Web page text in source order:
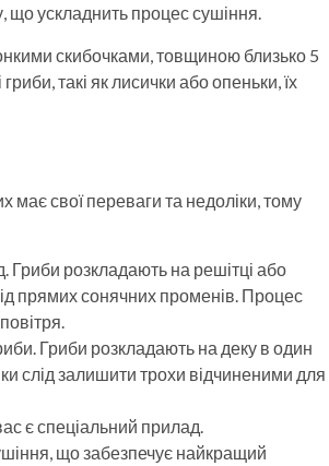
що ускладнить процес сушіння.
скибочками, товщиною близько 5
такі як лисички або опеньки, їх
має свої переваги та недоліки, тому
Гриби розкладають на решітці або
прямих сонячних променів. Процес
Гриби розкладають на деку в один
слід залишити трохи відчиненими для
є спеціальний прилад.
що забезпечує найкращий